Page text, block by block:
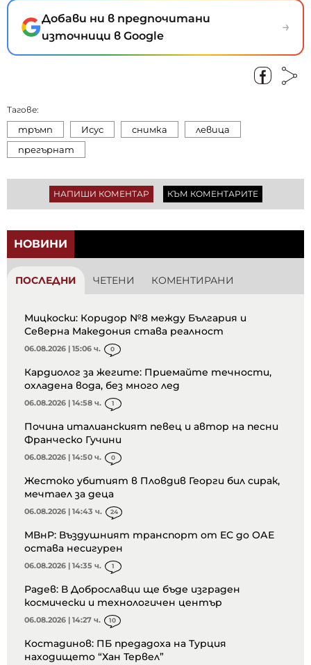
Добави ни в предпочитани
източници в Google
→
Тагове:
тръмп Исус снимка
левица
прегърнат
НАПИШИ КОМЕНТАР КЪМ КОМЕНТАРИТЕ
НОВИНИ
ПОСЛЕДНИ ЧЕТЕНИ КОМЕНТИРАНИ
Мицкоски: Коридор №8 между България и
Северна Македония става реалност
06.08.2026 | 15:06 ч. 0
Кардиолог за жегите: Приемайте течности,
охладена вода, без много лед
06.08.2026 | 14:58 ч. 1
Почина италианският певец и автор на песни
Франческо Гучини
06.08.2026 | 14:50 ч. 0
Жестоко убитият в Пловдив Георги бил сирак,
мечтаел за деца
06.08.2026 | 14:43 ч. 24
МВнР: Въздушният транспорт от ЕС до ОАЕ
остава несигурен
06.08.2026 | 14:35 ч. 1
Радев: В Доброславци ще бъде изграден
космически и технологичен център
06.08.2026 | 14:27 ч. 10
Костадинов: ПБ предадоха на Турция
находището “Хан Тервел”